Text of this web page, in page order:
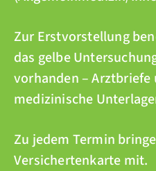
Zur Erstvorstellung
das gelbe
vorhanden –
medizinische
Zu jedem Termin
Versichertenkarte mit.